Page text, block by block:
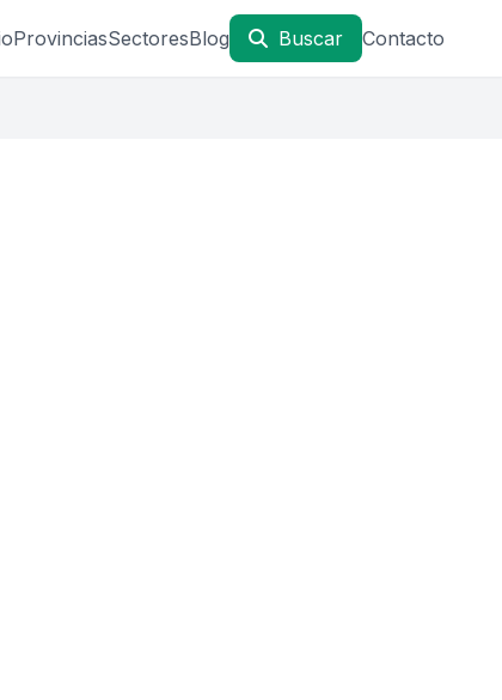
ProvinciasSectoresBlog Buscar Contacto